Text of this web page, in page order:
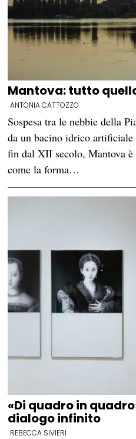
Mantova: tutto
ANTONIA CATTOZZO
Sospesa tra le nebbie della
da un bacino idrico artificiale
fin dal XII secolo, Mantova
come la forma…
«Di quadro in
dialogo infinito
REBECCA SIVIERI